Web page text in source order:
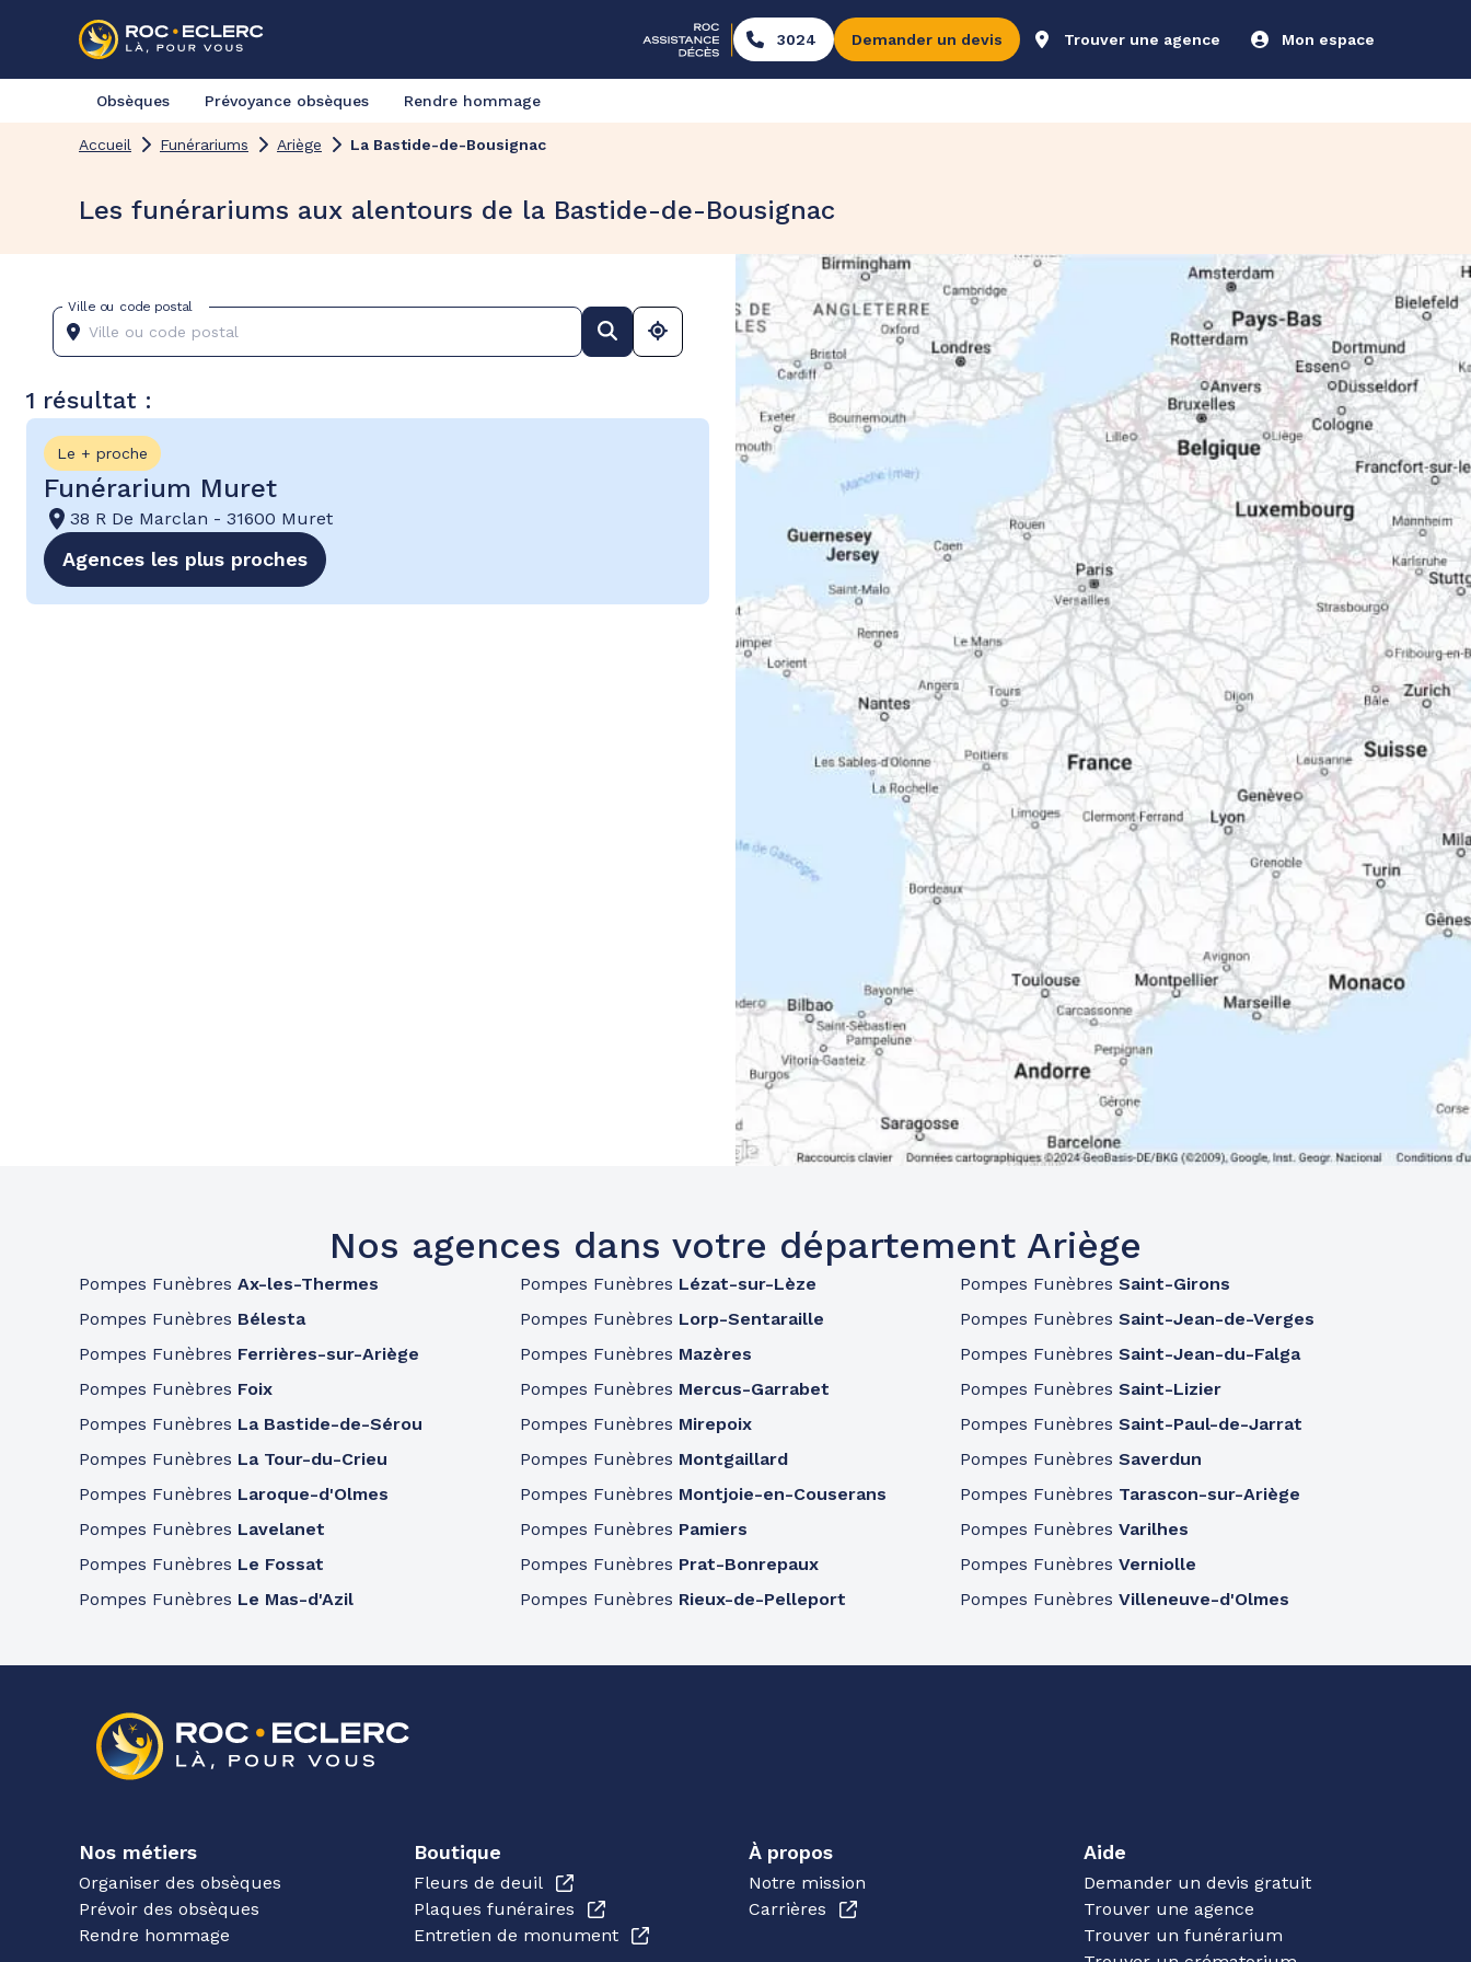
3024 Demander un devis Trouver une agence Mon espace
Obsèques Prévoyance obsèques Rendre hommage
Accueil Funérariums Ariège La Bastide-de-Bousignac
Les funérariums aux alentours de la Bastide-de-Bousignac
Ville ou code postal
1 résultat :
Le + proche
Funérarium Muret
38 R De Marclan - 31600 Muret
Agences les plus proches
Nos agences dans votre département Ariège
Pompes Funèbres Ax-les-Thermes
Pompes Funèbres Bélesta
Pompes Funèbres Ferrières-sur-Ariège
Pompes Funèbres Foix
Pompes Funèbres La Bastide-de-Sérou
Pompes Funèbres La Tour-du-Crieu
Pompes Funèbres Laroque-d'Olmes
Pompes Funèbres Lavelanet
Pompes Funèbres Le Fossat
Pompes Funèbres Le Mas-d'Azil
Pompes Funèbres Lézat-sur-Lèze
Pompes Funèbres Lorp-Sentaraille
Pompes Funèbres Mazères
Pompes Funèbres Mercus-Garrabet
Pompes Funèbres Mirepoix
Pompes Funèbres Montgaillard
Pompes Funèbres Montjoie-en-Couserans
Pompes Funèbres Pamiers
Pompes Funèbres Prat-Bonrepaux
Pompes Funèbres Rieux-de-Pelleport
Pompes FunèbresSaint-Girons
Pompes FunèbresSaint-Jean-de-Verges
Pompes FunèbresSaint-Jean-du-Falga
Pompes FunèbresSaint-Lizier
Pompes FunèbresSaint-Paul-de-Jarrat
Pompes FunèbresSaverdun
Pompes Funèbres Tarascon-sur-Ariège
Pompes FunèbresVarilhes
Pompes FunèbresVerniolle
Pompes FunèbresVilleneuve-d'Olmes
Nos métiers
Organiser des obsèques
Prévoir des obsèques
Rendre hommage
Boutique
Fleurs de deuil
Plaques funéraires
Entretien de monument
À propos
Notre mission
Carrières
Aide
Demander un devis gratuit
Trouver une agence
Trouver un funérarium